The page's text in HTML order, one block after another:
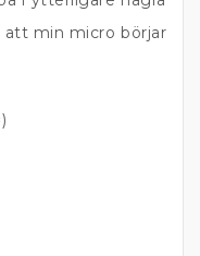
min micro börjar